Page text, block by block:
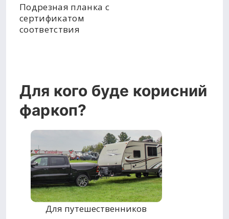
Подрезная планка с
сертификатом
соответствия
Для кого буде корисний
фаркоп?
Для путешественников